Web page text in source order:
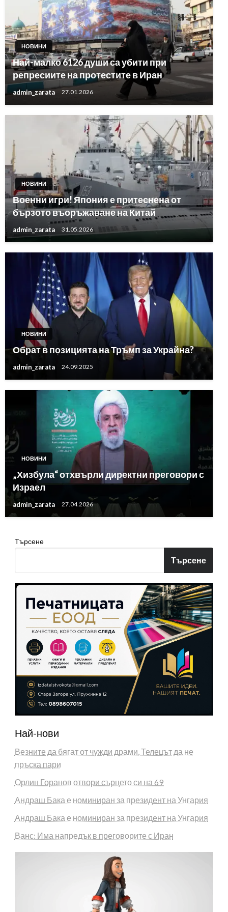
НОВИНИ
Най-малко 6126 души са убити при
репресиите на протестите в Иран
admin_zarata 27.01.2026
НОВИНИ
Военни игри! Япония е притеснена от
бързото въоръжаване на Китай
admin_zarata 31.05.2026
НОВИНИ
Обрат в позицията на Тръмп за Украйна?
admin_zarata 24.09.2025
НОВИНИ
„Хизбула“ отхвърли директни преговори с
Израел
admin_zarata 27.04.2026
Търсене
Търсене
Най-нови
Везните да бягат от чужди драми, Телецът да не
пръска пари
Орлин Горанов отвори сърцето си на 69
Андраш Бака е номиниран за президент на Унгария
Андраш Бака е номиниран за президент на Унгария
Ванс: Има напредък в преговорите с Иран